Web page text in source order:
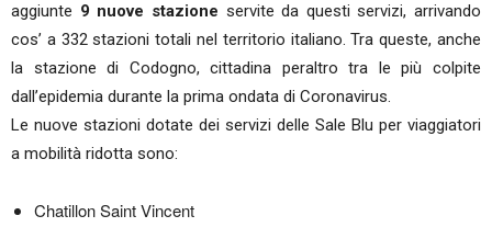
aggiunte 9 nuove stazione servite da questi servizi, arrivando
cos’ a 332 stazioni totali nel territorio italiano. Tra queste, anche
la stazione di Codogno, cittadina peraltro tra le più colpite
dall’epidemia durante la prima ondata di Coronavirus.
Le nuove stazioni dotate dei servizi delle Sale Blu per viaggiatori
a mobilità ridotta sono:
Chatillon Saint Vincent